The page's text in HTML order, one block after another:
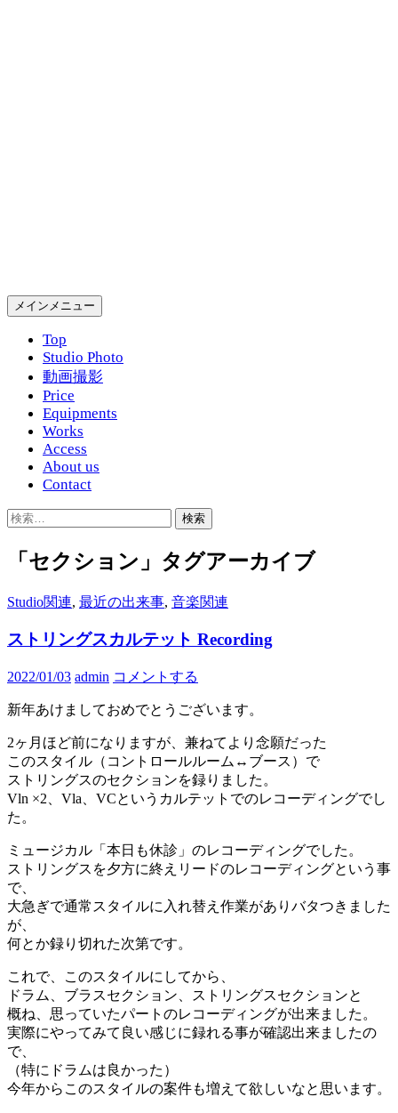
検
索
メインメニュー
Top
Studio Photo
動画撮影
Price
Equipments
Works
Access
About us
Contact
検
「セクション」タグアーカイブ
Studio関連, 最近の出来事, 音楽関連
ストリングスカルテット Recording
2022/01/03 admin コメントする
新年あけましておめでとうございます。
2ヶ月ほど前になりますが、兼ねてより念願だった
このスタイル（コントロールルーム↔︎ブース）で
ストリングスのセクションを録りました。
Vln ×2、Vla、VCというカルテットでのレコーディングでし
た。
ミュージカル「本日も休診」のレコーディングでした。
ストリングスを夕方に終えリードのレコーディングという事
で、
大急ぎで通常スタイルに入れ替え作業がありバタつきました
が、
何とか録り切れた次第です。
これで、このスタイルにしてから、
ドラム、ブラスセクション、ストリングスセクションと
概ね、思っていたパートのレコーディングが出来ました。
実際にやってみて良い感じに録れる事が確認出来ましたの
で、
（特にドラムは良かった）
今年からこのスタイルの案件も増えて欲しいなと思います。